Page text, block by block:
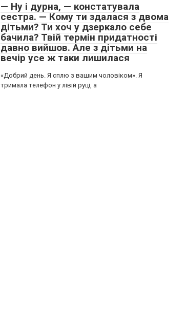
— Ну і дурна, — констатувала
сестра. — Кому ти здалася з двома
дітьми? Ти хоч у дзеркало себе
бачила? Твій термін придатності
давно вийшов. Але з дітьми на
вечір усе ж таки лишилася
«Добрий день. Я сплю з вашим чоловіком». Я
тримала телефон у лівій руці, а